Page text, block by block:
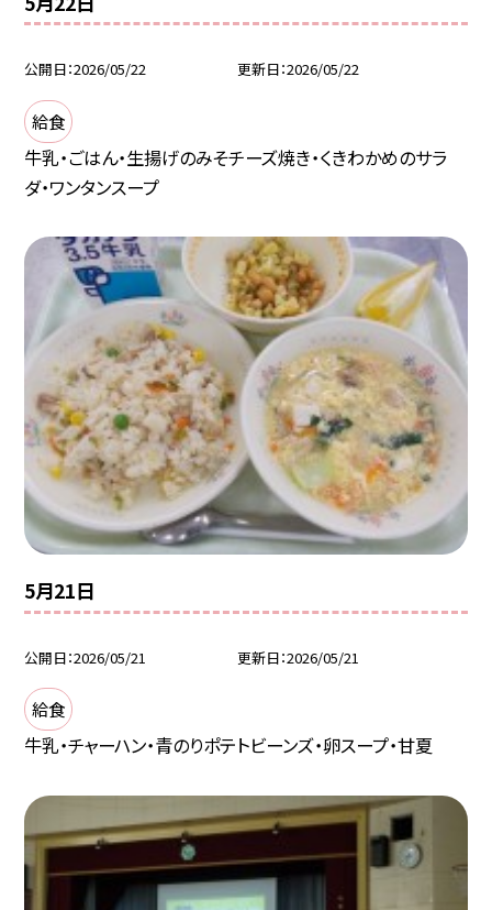
公開日 2026/05/22 更新日 2026/05/22
給食
牛乳・ごはん・生揚げのみそチーズ焼き・くきわかめのサラ
ダ・ワンタンスープ
5月21日
公開日 2026/05/21 更新日 2026/05/21
給食
牛乳・チャーハン・青のりポテトビーンズ・卵スープ・甘夏